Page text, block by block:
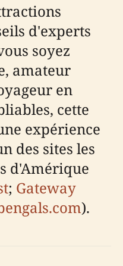
d'experts
soyez
amateur
en
cette
expérience
des sites les
d'Amérique
; Gateway
).